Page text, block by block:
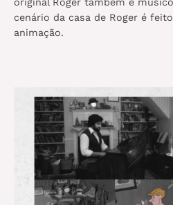
original Roger também é
cenário da casa de Roger é
animação.